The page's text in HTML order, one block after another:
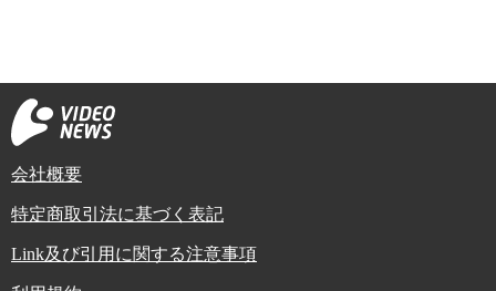
会社概要
特定商取引法に基づく表記
Link及び引用に関する注意事項